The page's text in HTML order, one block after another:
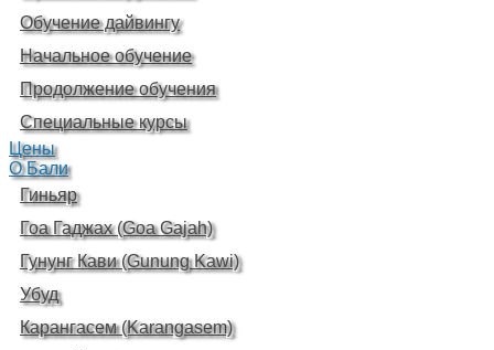
Обучение дайвингу
Начальное обучение
Продолжение обучения
Специальные курсы
Цены
О Бали
Гиньяр
Гоа Гаджах (Goa Gajah)
Гунунг Кави (Gunung Kawi)
Убуд
Карангасем (Karangasem)